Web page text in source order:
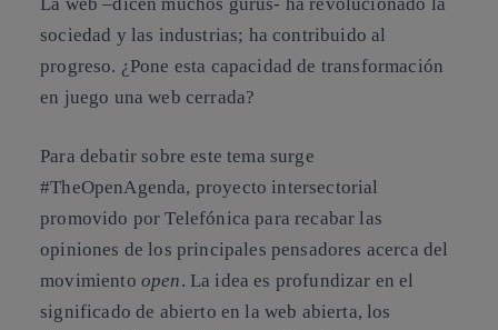
sociedad y las industrias; ha contribuido al
progreso. ¿Pone esta capacidad de transformación
en juego una web cerrada?
Para debatir sobre este tema surge
#TheOpenAgenda, proyecto intersectorial
promovido por Telefónica para recabar las
opiniones de los principales pensadores acerca del
movimiento open. La idea es profundizar en el
significado de abierto en la web abierta, los